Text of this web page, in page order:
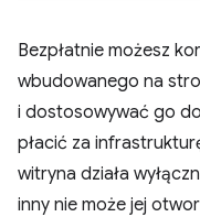
Bezpłatnie możesz
wbudowanego na
i dostosowywać go
płacić za
witryna działa
inny nie może jej